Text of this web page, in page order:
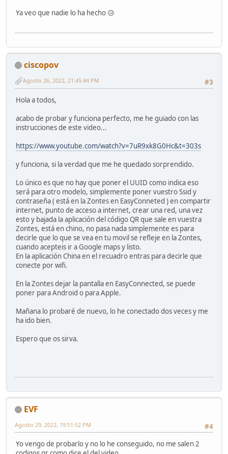
Ya veo que nadie lo ha hecho 😥
ciscopov
#3
Agosto 26, 2022, 21:45:44 PM
Hola a todos,
acabo de probar y funciona perfecto, me he guiado con las
instrucciones de este video...
https://www.youtube.com/watch?v=7uR9xk8G0Hc&t=303s
y funciona, si la verdad que me he quedado sorprendido.
Lo único es que no hay que poner el UUID como indica eso
será para otro modelo, simplemente poner vuestro Ssid y
contraseña ( está en la Zontes en EasyConneted ) en compartir
internet, punto de acceso a internet, crear una red, una vez
esto y bajada la aplicación del código QR que sale en vuestra
Zontes, está en chino, no pasa nada simplemente es para
decirle que lo que se vea en tu movil se refleje en la Zontes,
cuando acepteis ir a Google maps y listo.
En la aplicación China en el recuadro entras para decirle que
conecte por wifi.
En la Zontes dejar la pantalla en EasyConnected, se puede
poner para Android o para Apple.
Mañana lo probaré de nuevo, lo he conectado dos veces y me
ha ido bien.
Espero que os sirva.
EVF
#4
Agosto 29, 2022, 19:51:52 PM
Yo vengo de probarlo y no lo he conseguido, no me salen 2